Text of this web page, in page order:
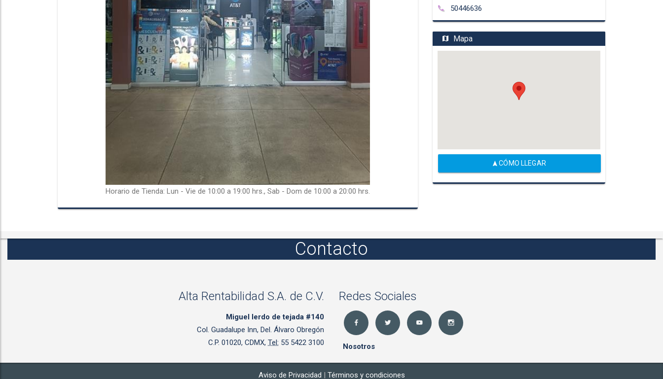
Horario de Tienda: Lun - Vie de 10:00 a 19:00 hrs., Sab - Dom de 10:00 a 20:00 hrs.
50446636
Mapa
CÓMO LLEGAR
Contacto
Alta Rentabilidad S.A. de C.V.
Miguel lerdo de tejada #140
Col. Guadalupe Inn, Del. Álvaro Obregón
C.P. 01020, CDMX, Tel: 55 5422 3100
Redes Sociales
Nosotros
Aviso de Privacidad | Términos y condiciones